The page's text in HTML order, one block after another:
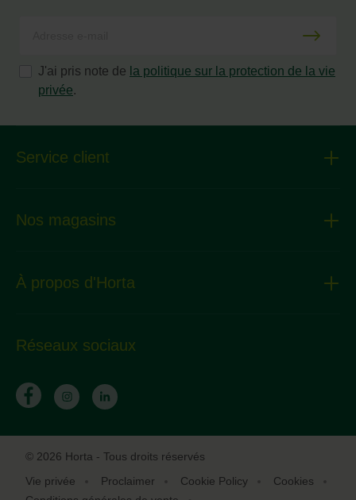
J'ai pris note de la politique sur la protection de la vie
privée.
Service client
Nos magasins
À propos d'Horta
Réseaux sociaux
© 2026 Horta - Tous droits réservés
Vie privée
Proclaimer Cookie Policy
Cookies